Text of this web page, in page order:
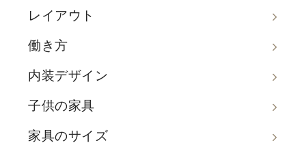
レイアウト
働き方
内装デザイン
子供の家具
家具のサイズ